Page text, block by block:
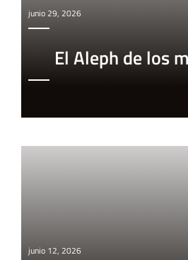
junio 29, 2026
El Aleph de los
junio 12, 2026